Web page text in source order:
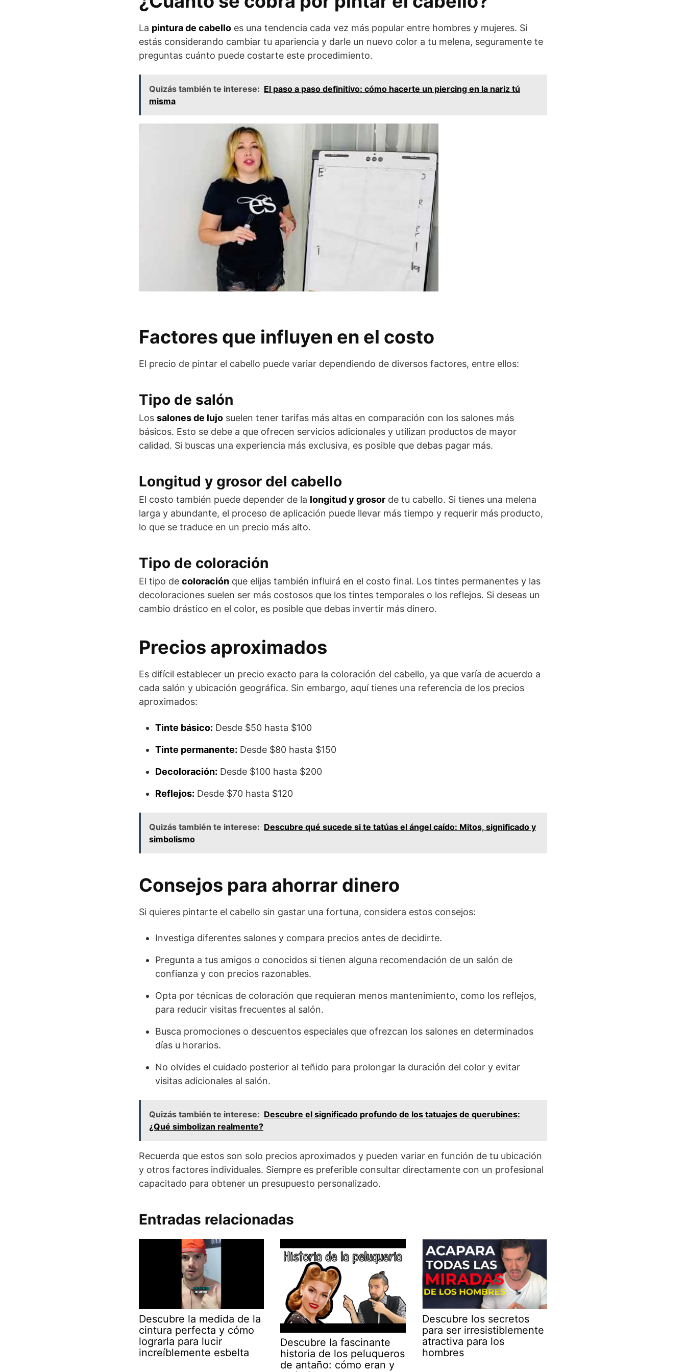
La pintura de cabello es una tendencia cada vez más popular entre hombres y mujeres. Si
estás considerando cambiar tu apariencia y darle un nuevo color a tu melena, seguramente te
preguntas cuánto puede costarte este procedimiento.
Quizás también te interese: El paso a paso definitivo: cómo hacerte un piercing en la nariz tú
misma
Factores que influyen en el costo
El precio de pintar el cabello puede variar dependiendo de diversos factores, entre ellos:
Tipo de salón
Los salones de lujo suelen tener tarifas más altas en comparación con los salones más
básicos. Esto se debe a que ofrecen servicios adicionales y utilizan productos de mayor
calidad. Si buscas una experiencia más exclusiva, es posible que debas pagar más.
Longitud y grosor del cabello
El costo también puede depender de la longitud y grosor de tu cabello. Si tienes una melena
larga y abundante, el proceso de aplicación puede llevar más tiempo y requerir más producto,
lo que se traduce en un precio más alto.
Tipo de coloración
El tipo de coloración que elijas también influirá en el costo final. Los tintes permanentes y las
decoloraciones suelen ser más costosos que los tintes temporales o los reflejos. Si deseas un
cambio drástico en el color, es posible que debas invertir más dinero.
Precios aproximados
Es difícil establecer un precio exacto para la coloración del cabello, ya que varía de acuerdo a
cada salón y ubicación geográfica. Sin embargo, aquí tienes una referencia de los precios
aproximados:
Tinte básico: Desde $50 hasta $100
Tinte permanente: Desde $80 hasta $150
Decoloración: Desde $100 hasta $200
Reflejos: Desde $70 hasta $120
Quizás también te interese: Descubre qué sucede si te tatúas el ángel caído: Mitos, significado y
simbolismo
Consejos para ahorrar dinero
Si quieres pintarte el cabello sin gastar una fortuna, considera estos consejos:
Investiga diferentes salones y compara precios antes de decidirte.
Pregunta a tus amigos o conocidos si tienen alguna recomendación de un salón de
confianza y con precios razonables.
Opta por técnicas de coloración que requieran menos mantenimiento, como los reflejos,
para reducir visitas frecuentes al salón.
Busca promociones o descuentos especiales que ofrezcan los salones en determinados
días u horarios.
No olvides el cuidado posterior al teñido para prolongar la duración del color y evitar
visitas adicionales al salón.
Quizás también te interese: Descubre el significado profundo de los tatuajes de querubines:
¿Qué simbolizan realmente?
Recuerda que estos son solo precios aproximados y pueden variar en función de tu ubicación
y otros factores individuales. Siempre es preferible consultar directamente con un profesional
capacitado para obtener un presupuesto personalizado.
Entradas relacionadas
Descubre la medida de la
cintura perfecta y cómo
lograrla para lucir
increíblemente esbelta
Descubre la fascinante
historia de los peluqueros
de antaño: cómo eran y
Descubre los secretos
para ser irresistiblemente
atractiva para los
hombres